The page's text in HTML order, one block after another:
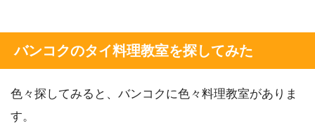
バンコクのタイ料理教室を探してみた
色々探してみると、バンコクに色々料理教室がありま
す。